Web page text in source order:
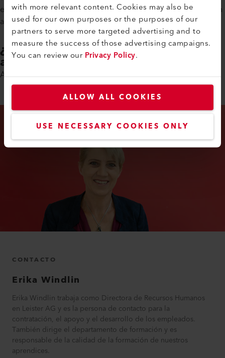
with more relevant content. Cookies may also be
used for our own purposes or the purposes of our
partners to serve more targeted advertising and to
measure the success of those advertising campaigns.
You can review ourPrivacy Policy.
ALLOW ALL COOKIES
USE NECESSARY COOKIES ONLY
equipado para el mercado laboral con una buena formación
a tus espaldas.
¿Está interesado en un
aprendizaje de prueba?
A Erika Windlin le dará gusto conocerle.
CONTACTO
Erika Windlin
Erika Windlin trabaja como Directora de Recursos Humanos
en Leister AG y es la persona de contacto para la
contratación, el apoyo y el desarrollo de los empleados.
También dirige el departamento de formación y es
responsable de la calidad de la formación de nuestros
aprendices.